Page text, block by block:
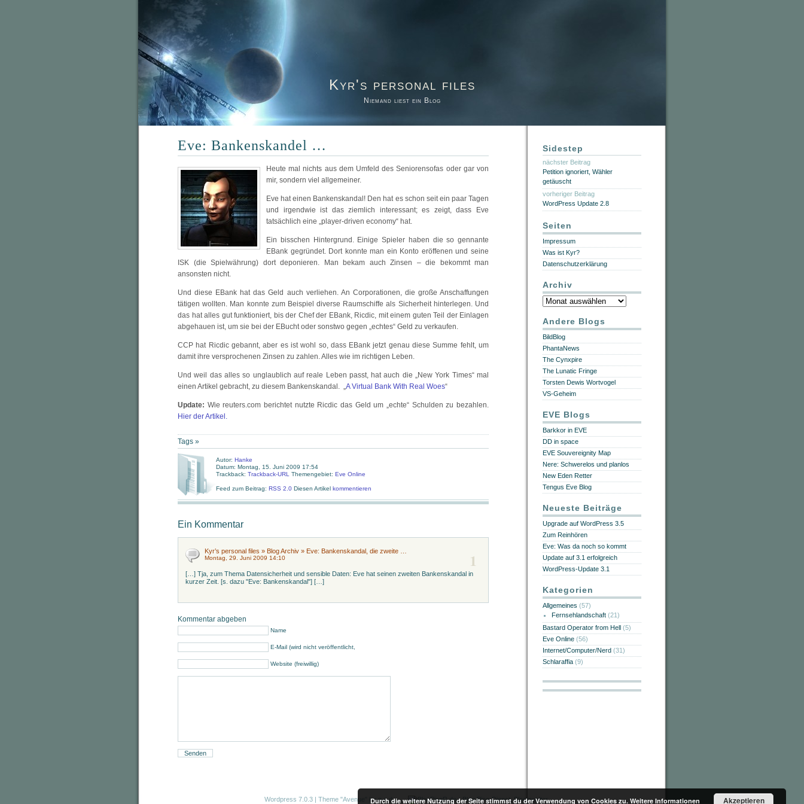
Kyr's personal files
Niemand liest ein Blog
Eve: Bankenskandel …
Heute mal nichts aus dem Umfeld des Seniorensofas oder gar von
mir, sondern viel allgemeiner.
Eve hat einen Bankenskandal! Den hat es schon seit ein paar Tagen
und irgendwie ist das ziemlich interessant; es zeigt, dass Eve
tatsächlich eine „player-driven economy“ hat.
Ein bisschen Hintergrund. Einige Spieler haben die so gennante
EBank gegründet. Dort konnte man ein Konto eröffenen und seine
ISK (die Spielwährung) dort deponieren. Man bekam auch Zinsen – die bekommt man
ansonsten nicht.
Und diese EBank hat das Geld auch verliehen. An Corporationen, die große Anschaffungen
tätigen wollten. Man konnte zum Beispiel diverse Raumschiffe als Sicherheit hinterlegen. Und
das hat alles gut funktioniert, bis der Chef der EBank, Ricdic, mit einem guten Teil der Einlagen
abgehauen ist, um sie bei der EBucht oder sonstwo gegen „echtes“ Geld zu verkaufen.
CCP hat Ricdic gebannt, aber es ist wohl so, dass EBank jetzt genau diese Summe fehlt, um
damit ihre versprochenen Zinsen zu zahlen. Alles wie im richtigen Leben.
Und weil das alles so unglaublich auf reale Leben passt, hat auch die „New York Times“ mal
einen Artikel gebracht, zu diesem Bankenskandal. „A Virtual Bank With Real Woes“
Update: Wie reuters.com berichtet nutzte Ricdic das Geld um „echte“ Schulden zu bezahlen.
Hier der Artikel.
Tags »
Autor: Hanke
Datum: Montag, 15. Juni 2009 17:54
Trackback: Trackback-URL Themengebiet: Eve Online
Feed zum Beitrag: RSS 2.0 Diesen Artikel kommentieren
Ein Kommentar
Kyr’s personal files » Blog Archiv » Eve: Bankenskandal, die zweite …
Montag, 29. Juni 2009 14:10 1
[…] Tja, zum Thema Datensicherheit und sensible Daten: Eve hat seinen zweiten Bankenskandal in
kurzer Zeit. [s. dazu "Eve: Bankenskandal"] […]
Kommentar abgeben
Name
E-Mail (wird nicht veröffentlicht,
Website (freiwillig)
Sidestep
nächster Beitrag
Petition ignoriert, Wähler
getäuscht
vorheriger Beitrag
WordPress Update 2.8
Seiten
Impressum
Was ist Kyr?
Datenschutzerklärung
Archiv
Archiv
Andere Blogs
BildBlog
PhantaNews
The Cynxpire
The Lunatic Fringe
Torsten Dewis Wortvogel
VS-Geheim
EVE Blogs
Barkkor in EVE
DD in space
EVE Souvereignity Map
Nere: Schwerelos und planlos
New Eden Retter
Tengus Eve Blog
Neueste Beiträge
Upgrade auf WordPress 3.5
Zum Reinhören
Eve: Was da noch so kommt
Update auf 3.1 erfolgreich
WordPress-Update 3.1
Kategorien
Allgemeines (57)
Fernsehlandschaft (21)
Bastard Operator from Hell (5)
Eve Online (56)
Internet/Computer/Nerd (31)
Schlaraffia (9)
Wordpress 7.0.3 | Theme "Avenue" by p.a.d.
Durch die weitere Nutzung der Seite stimmst du der Verwendung von Cookies zu. Weitere Informationen Akzeptieren